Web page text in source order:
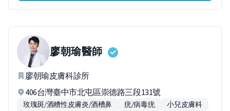
廖朝瑜醫師
廖朝瑜皮膚科診所
406台灣臺中市北屯區崇德路三段131號
玫瑰斑/酒糟性皮膚炎/酒槽鼻 疣/病毒疣
小兒皮膚科